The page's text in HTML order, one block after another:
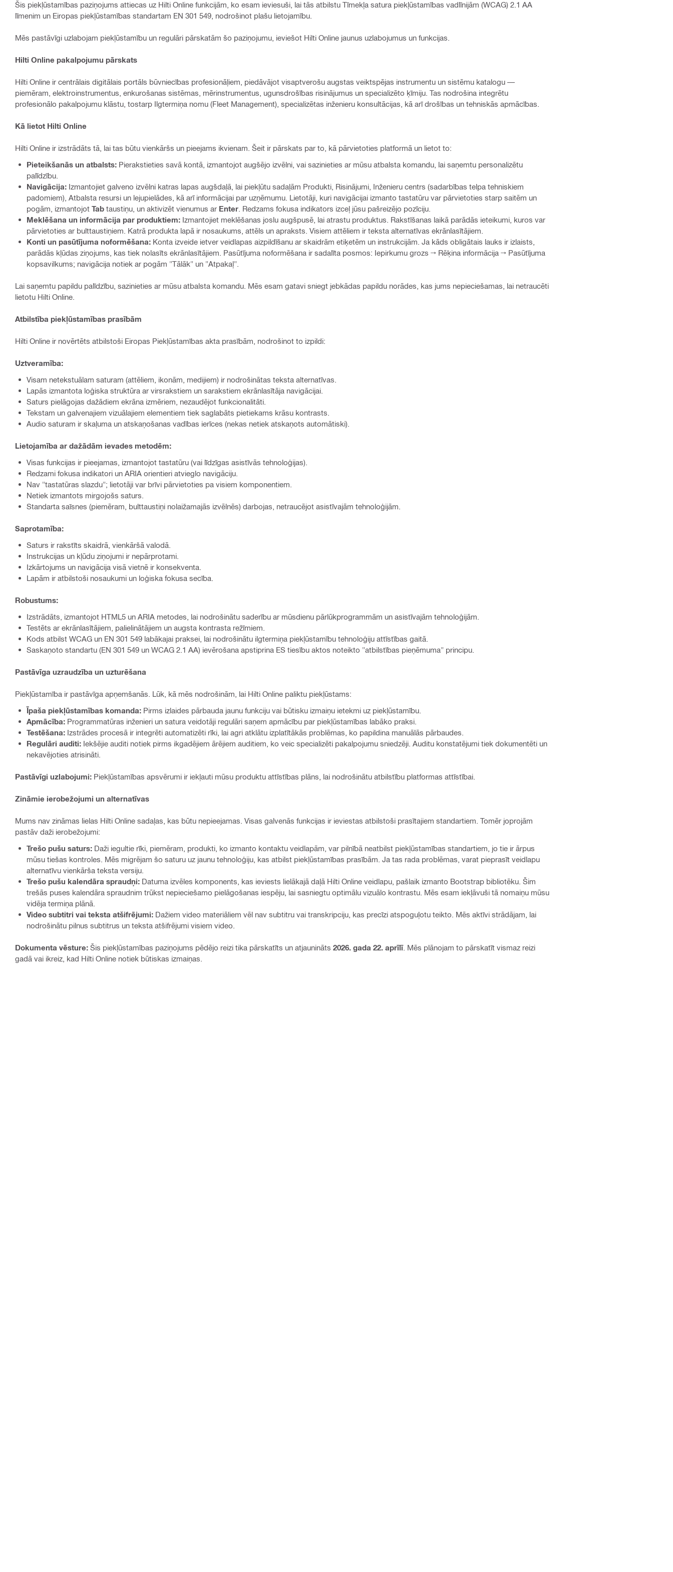
Šis piekļūstamības paziņojums attiecas uz Hilti Online funkcijām, ko esam ieviesuši, lai tās atbilstu Tīmekļa satura piekļūstamības vadlīnijām (WCAG) 2.1 AA
līmenim un Eiropas piekļūstamības standartam EN 301 549, nodrošinot plašu lietojamību.
Mēs pastāvīgi uzlabojam piekļūstamību un regulāri pārskatām šo paziņojumu, ieviešot Hilti Online jaunus uzlabojumus un funkcijas.
Hilti Online pakalpojumu pārskats
Hilti Online ir centrālais digitālais portāls būvniecības profesionāļiem, piedāvājot visaptverošu augstas veiktspējas instrumentu un sistēmu katalogu —
piemēram, elektroinstrumentus, enkurošanas sistēmas, mērinstrumentus, ugunsdrošības risinājumus un specializēto ķīmiju. Tas nodrošina integrētu
profesionālo pakalpojumu klāstu, tostarp Ilgtermiņa nomu (Fleet Management), specializētas inženieru konsultācijas, kā arī drošības un tehniskās apmācības.
Kā lietot Hilti Online
Hilti Online ir izstrādāts tā, lai tas būtu vienkāršs un pieejams ikvienam. Šeit ir pārskats par to, kā pārvietoties platformā un lietot to:
Pieteikšanās un atbalsts: Pierakstieties savā kontā, izmantojot augšējo izvēlni, vai sazinieties ar mūsu atbalsta komandu, lai saņemtu personalizētu
palīdzību.
Navigācija: Izmantojiet galveno izvēlni katras lapas augšdaļā, lai piekļūtu sadaļām Produkti, Risinājumi, Inženieru centrs (sadarbības telpa tehniskiem
padomiem), Atbalsta resursi un lejupielādes, kā arī informācijai par uzņēmumu. Lietotāji, kuri navigācijai izmanto tastatūru var pārvietoties starp saitēm un
pogām, izmantojot Tab taustiņu, un aktivizēt vienumus ar Enter . Redzams fokusa indikators izceļ jūsu pašreizējo pozīciju.
Meklēšana un informācija par produktiem: Izmantojiet meklēšanas joslu augšpusē, lai atrastu produktus. Rakstīšanas laikā parādās ieteikumi, kuros var
pārvietoties ar bulttaustiņiem. Katrā produkta lapā ir nosaukums, attēls un apraksts. Visiem attēliem ir teksta alternatīvas ekrānlasītājiem.
Konti un pasūtījuma noformēšana: Konta izveide ietver veidlapas aizpildīšanu ar skaidrām etiķetēm un instrukcijām. Ja kāds obligātais lauks ir izlaists,
parādās kļūdas ziņojums, kas tiek nolasīts ekrānlasītājiem. Pasūtījuma noformēšana ir sadalīta posmos: Iepirkumu grozs → Rēķina informācija → Pasūtījuma
kopsavilkums; navigācija notiek ar pogām "Tālāk" un "Atpakaļ".
Lai saņemtu papildu palīdzību, sazinieties ar mūsu atbalsta komandu. Mēs esam gatavi sniegt jebkādas papildu norādes, kas jums nepieciešamas, lai netraucēti
lietotu Hilti Online.
Atbilstība piekļūstamības prasībām
Hilti Online ir novērtēts atbilstoši Eiropas Piekļūstamības akta prasībām, nodrošinot to izpildi:
Uztveramība:
Visam netekstuālam saturam (attēliem, ikonām, medijiem) ir nodrošinātas teksta alternatīvas.
Lapās izmantota loģiska struktūra ar virsrakstiem un sarakstiem ekrānlasītāja navigācijai.
Saturs pielāgojas dažādiem ekrāna izmēriem, nezaudējot funkcionalitāti.
Tekstam un galvenajiem vizuālajiem elementiem tiek saglabāts pietiekams krāsu kontrasts.
Audio saturam ir skaļuma un atskaņošanas vadības ierīces (nekas netiek atskaņots automātiski).
Lietojamība ar dažādām ievades metodēm:
Visas funkcijas ir pieejamas, izmantojot tastatūru (vai līdzīgas asistīvās tehnoloģijas).
Redzami fokusa indikatori un ARIA orientieri atvieglo navigāciju.
Nav "tastatūras slazdu"; lietotāji var brīvi pārvietoties pa visiem komponentiem.
Netiek izmantots mirgojošs saturs.
Standarta saīsnes (piemēram, bulttaustiņi nolaižamajās izvēlnēs) darbojas, netraucējot asistīvajām tehnoloģijām.
Saprotamība:
Saturs ir rakstīts skaidrā, vienkāršā valodā.
Instrukcijas un kļūdu ziņojumi ir nepārprotami.
Izkārtojums un navigācija visā vietnē ir konsekventa.
Lapām ir atbilstoši nosaukumi un loģiska fokusa secība.
Robustums:
Izstrādāts, izmantojot HTML5 un ARIA metodes, lai nodrošinātu saderību ar mūsdienu pārlūkprogrammām un asistīvajām tehnoloģijām.
Testēts ar ekrānlasītājiem, palielinātājiem un augsta kontrasta režīmiem.
Kods atbilst WCAG un EN 301 549 labākajai praksei, lai nodrošinātu ilgtermiņa piekļūstamību tehnoloģiju attīstības gaitā.
Saskaņoto standartu (EN 301 549 un WCAG 2.1 AA) ievērošana apstiprina ES tiesību aktos noteikto "atbilstības pieņēmuma" principu.
Pastāvīga uzraudzība un uzturēšana
Piekļūstamība ir pastāvīga apņemšanās. Lūk, kā mēs nodrošinām, lai Hilti Online paliktu piekļūstams:
Īpaša piekļūstamības komanda: Pirms izlaides pārbauda jaunu funkciju vai būtisku izmaiņu ietekmi uz piekļūstamību.
Apmācība: Programmatūras inženieri un satura veidotāji regulāri saņem apmācību par piekļūstamības labāko praksi.
Testēšana: Izstrādes procesā ir integrēti automatizēti rīki, lai agri atklātu izplatītākās problēmas, ko papildina manuālās pārbaudes.
Regulāri auditi: Iekšējie auditi notiek pirms ikgadējiem ārējiem auditiem, ko veic specializēti pakalpojumu sniedzēji. Auditu konstatējumi tiek dokumentēti un
nekavējoties atrisināti.
Pastāvīgi uzlabojumi: Piekļūstamības apsvērumi ir iekļauti mūsu produktu attīstības plāns, lai nodrošinātu atbilstību platformas attīstībai.
Zināmie ierobežojumi un alternatīvas
Mums nav zināmas lielas Hilti Online sadaļas, kas būtu nepieejamas. Visas galvenās funkcijas ir ieviestas atbilstoši prasītajiem standartiem. Tomēr joprojām
pastāv daži ierobežojumi:
Trešo pušu saturs: Daži iegultie rīki, piemēram, produkti, ko izmanto kontaktu veidlapām, var pilnībā neatbilst piekļūstamības standartiem, jo tie ir ārpus
mūsu tiešas kontroles. Mēs migrējam šo saturu uz jaunu tehnoloģiju, kas atbilst piekļūstamības prasībām. Ja tas rada problēmas, varat pieprasīt veidlapu
alternatīvu vienkārša teksta versiju.
Trešo pušu kalendāra spraudņi: Datuma izvēles komponents, kas ieviests lielākajā daļā Hilti Online veidlapu, pašlaik izmanto Bootstrap bibliotēku. Šim
trešās puses kalendāra spraudnim trūkst nepieciešamo pielāgošanas iespēju, lai sasniegtu optimālu vizuālo kontrastu. Mēs esam iekļāvuši tā nomaiņu mūsu
vidēja termiņa plānā.
Video subtitri vai teksta atšifrējumi: Dažiem video materiāliem vēl nav subtitru vai transkripciju, kas precīzi atspoguļotu teikto. Mēs aktīvi strādājam, lai
nodrošinātu pilnus subtitrus un teksta atšifrējumi visiem video.
Dokumenta vēsture: Šis piekļūstamības paziņojums pēdējo reizi tika pārskatīts un atjaunināts 2026. gada 22. aprīlī. Mēs plānojam to pārskatīt vismaz reizi
gadā vai ikreiz, kad Hilti Online notiek būtiskas izmaiņas.